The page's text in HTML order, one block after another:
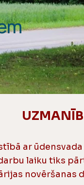
ar
laiku tiks
novēršanas